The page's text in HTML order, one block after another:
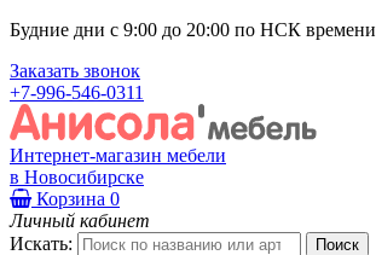
Будние дни с 9:00 до 20:00 по НСК времени
Заказать звонок
+7-996-546-0311
Интернет-магазин мебели
в Новосибирске
Корзина 0
Личный кабинет
Искать: